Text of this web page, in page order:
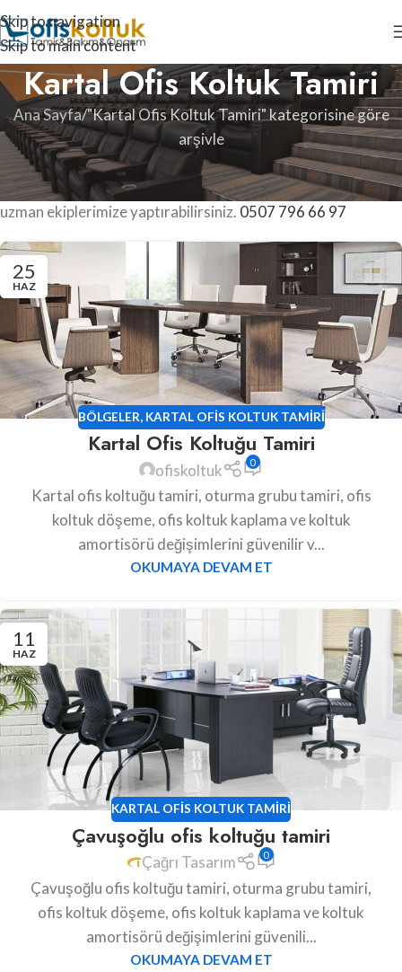
Skip to navigation
Skip to main content
Kartal Ofis Koltuk Tamiri
Ana Sayfa "Kartal Ofis Koltuk Tamiri" kategorisine göre
arşivle
Kartal ofis koltuk tamiri, oturma grubu tamiri, koltuk
döşeme, koltuk kaplama ve koltuk amortisörü değişimlerini
uzman ekiplerimize yaptırabilirsiniz. 0507 796 66 97
25
HAZ
BÖLGELER, KARTAL OFIS KOLTUK TAMIRI
Kartal Ofis Koltuğu Tamiri
ofiskoltuk 0
Kartal ofis koltuğu tamiri, oturma grubu tamiri, ofis
koltuk döşeme, ofis koltuk kaplama ve koltuk
amortisörü değişimlerini güvenilir v...
OKUMAYA DEVAM ET
11
HAZ
KARTAL OFIS KOLTUK TAMIRI
Çavuşoğlu ofis koltuğu tamiri
Çağrı Tasarım 0
Çavuşoğlu ofis koltuğu tamiri, oturma grubu tamiri,
ofis koltuk döşeme, ofis koltuk kaplama ve koltuk
amortisörü değişimlerini güvenili...
OKUMAYA DEVAM ET